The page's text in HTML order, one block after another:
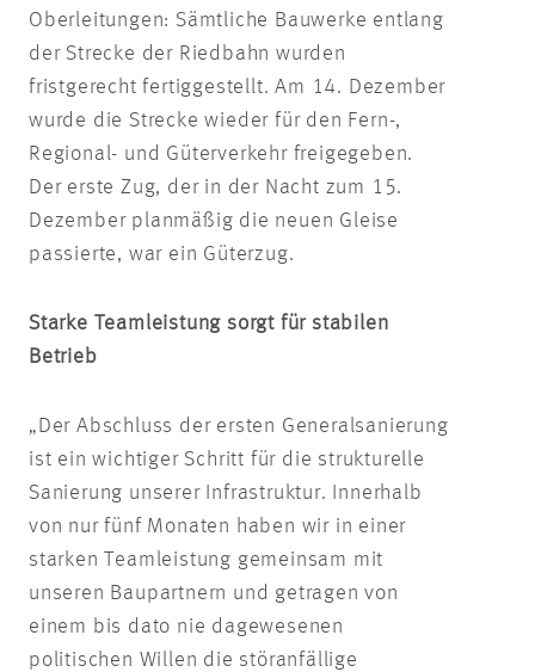
Oberleitungen: Sämtliche Bauwerke entlang
der Strecke der Riedbahn wurden
fristgerecht fertiggestellt. Am 14. Dezember
wurde die Strecke wieder für den Fern-,
Regional- und Güterverkehr freigegeben.
Der erste Zug, der in der Nacht zum 15.
Dezember planmäßig die neuen Gleise
passierte, war ein Güterzug.
Starke Teamleistung sorgt für stabilen
Betrieb
„Der Abschluss der ersten Generalsanierung
ist ein wichtiger Schritt für die strukturelle
Sanierung unserer Infrastruktur. Innerhalb
von nur fünf Monaten haben wir in einer
starken Teamleistung gemeinsam mit
unseren Baupartnern und getragen von
einem bis dato nie dagewesenen
politischen Willen die störanfällige